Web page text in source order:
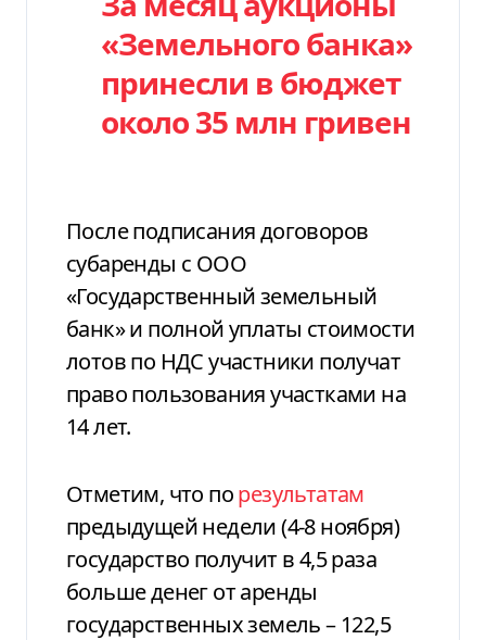
«Земельного банка»
принесли в бюджет
около 35 млн гривен
После подписания договоров
субаренды с ООО
«Государственный земельный
банк» и полной уплаты стоимости
лотов по НДС участники получат
право пользования участками на
14 лет.
Отметим, что порезультатам
предыдущей недели (4-8 ноября)
государство получит в 4,5 раза
больше денег от аренды
государственных земель – 122,5